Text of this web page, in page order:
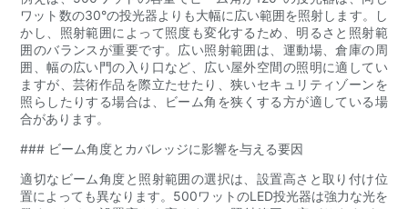
ワット数の30°の投光器よりも大幅に広い範囲を照射します。し
かし、照射範囲によって照度も変化するため、明るさと照射範
囲のバランスが重要です。広い照射範囲は、運動場、倉庫の周
囲、幅の広い門の入り口など、広い屋外空間の照明に適してい
ますが、芸術作品を際立たせたり、狭いセキュリティゾーンを
照らしたりする場合は、ビーム角を狭くする方が適している場
合があります。
### ビーム角度とカバレッジに影響を与える要因
適切なビーム角度と照射範囲の選択は、設置高さと取り付け位
置によっても異なります。500ワットのLED投光器は強力な光を